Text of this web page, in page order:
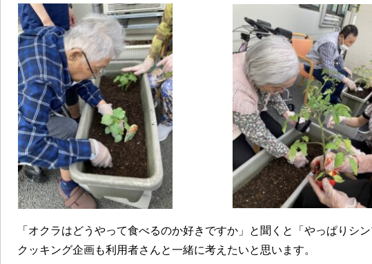
「オクラはどうやって食べるのか好きですか」と聞くと「やっぱりシ
クッキング企画も利用者さんと一緒に考えたいと思います。